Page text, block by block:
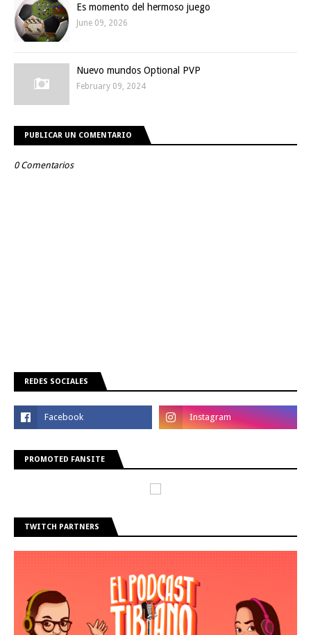
Es momento del hermoso juego
June 09, 2026
Nuevo mundos Optional PVP
February 09, 2024
PUBLICAR UN COMENTARIO
0 Comentarios
REDES SOCIALES
PROMOTED FANSITE
TWITCH PARTNERS